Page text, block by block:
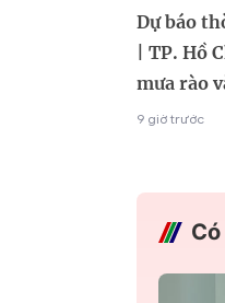
Dự báo
| TP. Hồ
mưa rào
9 giờ trước